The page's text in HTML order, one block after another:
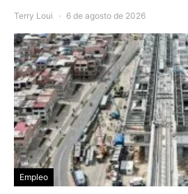
Terry Loui 6 de agosto de 2026
Empleo